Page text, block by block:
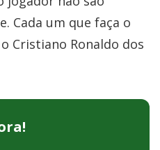
Cada um que faça o
Cristiano Ronaldo dos